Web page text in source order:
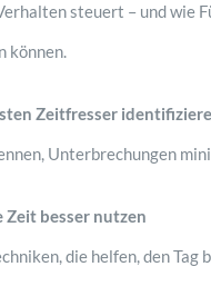
steuert – und wie
können.
Zeitfresser
Unterbrechungen
Zeit besser nutzen
die helfen, den